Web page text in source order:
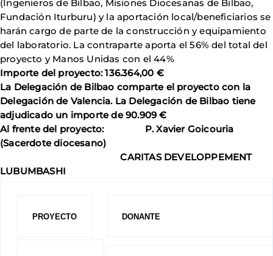
(Ingenieros de Bilbao, Misiones Diocesanas de Bilbao,
Fundación Iturburu) y la aportación local/beneficiarios se
harán cargo de parte de la construcción y equipamiento
del laboratorio. La contraparte aporta el 56% del total del
proyecto y Manos Unidas con el 44%
Importe del proyecto: 136.364,00 €
La Delegación de Bilbao comparte el proyecto con la
Delegación de Valencia. La Delegación de Bilbao tiene
adjudicado un importe de 90.909 €
Al frente del proyecto: P. Xavier Goicouria
(Sacerdote diocesano)
CARITAS DEVELOPPEMENT
LUBUMBASHI
PROYECTO DONANTE